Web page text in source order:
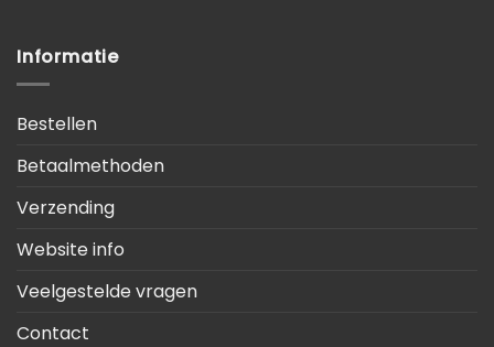
Informatie
Bestellen
Betaalmethoden
Verzending
Website info
Veelgestelde vragen
Contact